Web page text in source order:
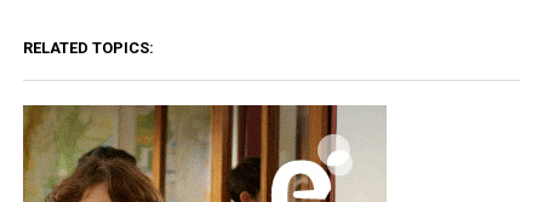
RELATED TOPICS: